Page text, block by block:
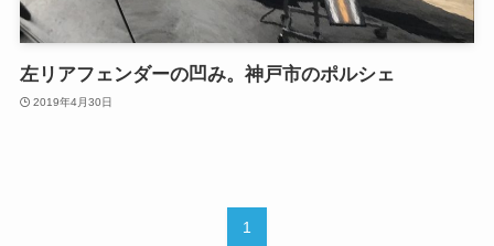
左リアフェンダーの凹み。神戸市のポルシェ
2019年4月30日
1